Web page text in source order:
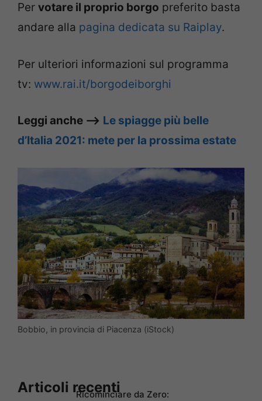
Per votare il proprio borgo preferito basta
andare alla pagina dedicata su Raiplay.
Per ulteriori informazioni sul programma
tv: www.rai.it/borgodeiborghi
Leggi anche –> Le spiagge più belle
d’Italia 2021: mete per la prossima estate
Bobbio, in provincia di Piacenza (iStock)
Articoli recentiRicominciare da Zero: